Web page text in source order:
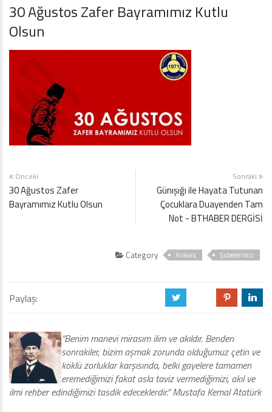
30 Ağustos Zafer Bayramımız Kutlu
Olsun
Önceki
30 Ağustos Zafer
Bayramımız Kutlu Olsun
Sonraki
Günışığı ile Hayata Tutunan
Çocuklara Duayenden Tam
Not - BTHABER DERGİSİ
Category Ankara Şubelerimiz
Paylaş: a d j
“Benim manevi mirasım ilim ve akıldır. Benden
sonrakiler, bizim aşmak zorunda olduğumuz çetin ve
köklü zorluklar karşısında, belki gayelere tamamen
eremediğimizi fakat asla taviz vermediğimizi, akıl ve
ilmi rehber edindiğimizi tasdik edeceklerdir.” Mustafa Kemal Atatürk